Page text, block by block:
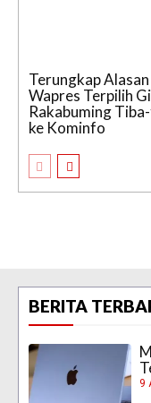
Terungkap Alasan
Wapres Terpilih
Rakabuming
ke Kominfo
BERITA
9